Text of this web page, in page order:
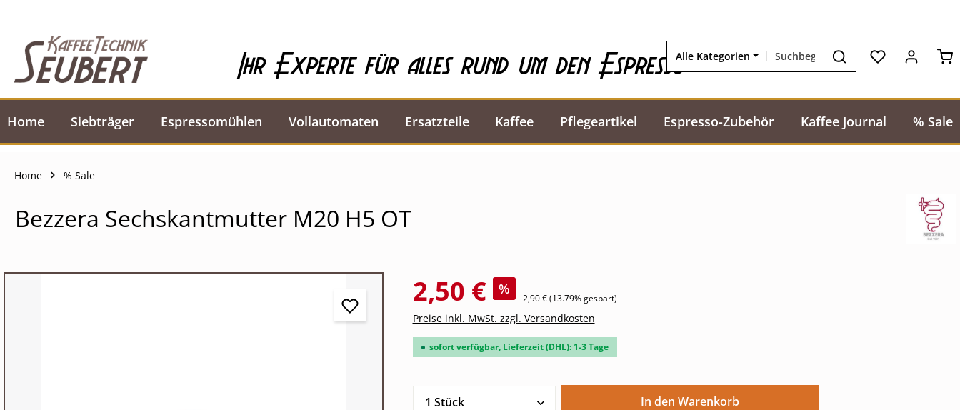
Ihr Experte für alles rund um den EspressoAlle Kategorien
Home Siebträger Espressomühlen Vollautomaten Ersatzteile Kaffee Pflegeartikel Espresso-Zubehör Kaffee Journal % Sale
Home % Sale
Bezzera Sechskantmutter M20 H5 OT
2,50 € %
2,90 € (13.79% gespart)
Preise inkl. MwSt. zzgl. Versandkosten
sofort verfügbar, Lieferzeit (DHL): 1-3 Tage
Produkt Anzahl: Gib den gewünschten Wert ein oder benutze die
In den Warenkorb